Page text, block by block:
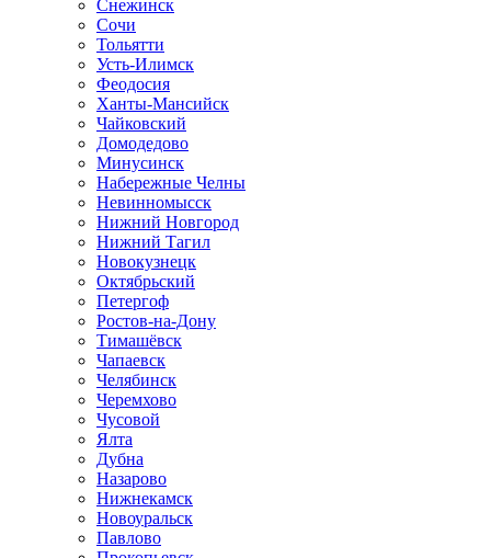
Снежинск
Сочи
Тольятти
Усть-Илимск
Феодосия
Ханты-Мансийск
Чайковский
Домодедово
Минусинск
Набережные Челны
Невинномысск
Нижний Новгород
Нижний Тагил
Новокузнецк
Октябрьский
Петергоф
Ростов-на-Дону
Тимашёвск
Чапаевск
Челябинск
Черемхово
Чусовой
Ялта
Дубна
Назарово
Нижнекамск
Новоуральск
Павлово